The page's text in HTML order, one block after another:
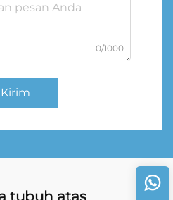
0/1000
Kirim
tubuh atas